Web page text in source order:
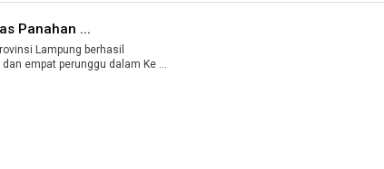
Panahan ...
Lampung berhasil
empat perunggu dalam Ke ...